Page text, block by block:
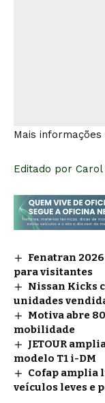
Mais informações
Editado por Carol
Fenatran
para visitantes
Nissan Kicks
unidades
Motiva abre
mobilidade
JETOUR
modelo T1 i-DM
Cofap amplia
veículos leves e